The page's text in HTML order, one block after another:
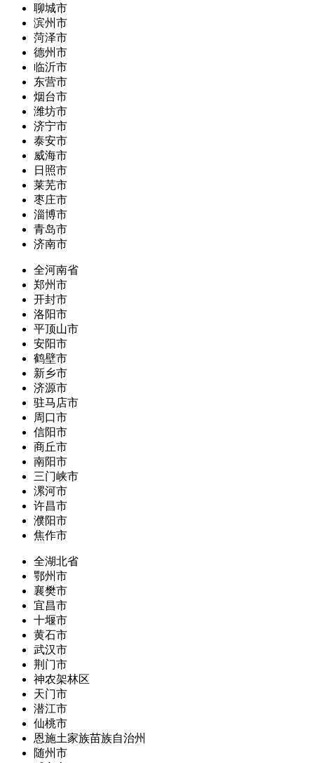
聊城市
滨州市
菏泽市
德州市
临沂市
东营市
烟台市
潍坊市
济宁市
泰安市
威海市
日照市
莱芜市
枣庄市
淄博市
青岛市
济南市
全河南省
郑州市
开封市
洛阳市
平顶山市
安阳市
鹤壁市
新乡市
济源市
驻马店市
周口市
信阳市
商丘市
南阳市
三门峡市
漯河市
许昌市
濮阳市
焦作市
全湖北省
鄂州市
襄樊市
宜昌市
十堰市
黄石市
武汉市
荆门市
神农架林区
天门市
潜江市
仙桃市
恩施土家族苗族自治州
随州市